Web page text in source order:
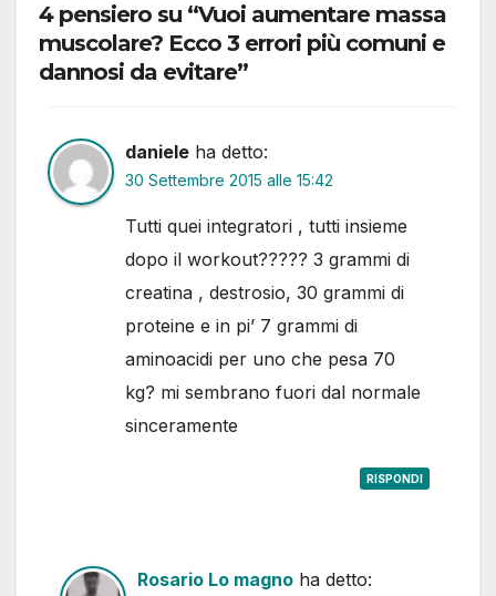
4 pensiero su “Vuoi aumentare massa
muscolare? Ecco 3 errori più comuni e
dannosi da evitare”
daniele ha detto:
30 Settembre 2015 alle 15:42
Tutti quei integratori , tutti insieme
dopo il workout????? 3 grammi di
creatina , destrosio, 30 grammi di
proteine e in pi’ 7 grammi di
aminoacidi per uno che pesa 70
kg? mi sembrano fuori dal normale
sinceramente
RISPONDI
Rosario Lo magno ha detto: